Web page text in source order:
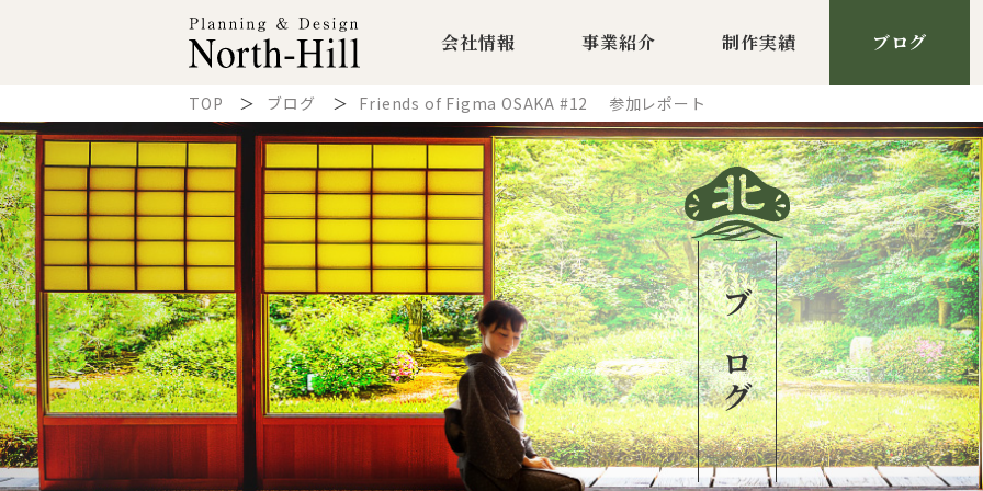
会社情報 事業紹介 制作実績 ブログ
TOP ブログ Friends of Figma OSAKA #12 参加レポート
ブログ